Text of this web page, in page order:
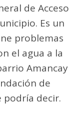
de Acceso
Es un
problemas
el agua a la
Amancay
de
podría decir.